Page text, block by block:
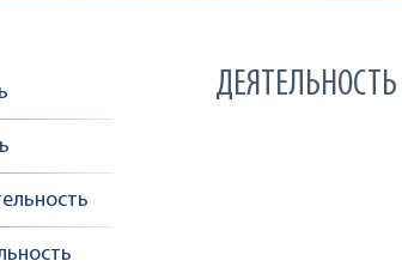
ДЕЯТЕЛЬНОСТЬ